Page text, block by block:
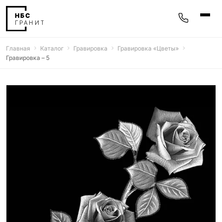
Памятники
Мемориальные комплексы
Благоустройство
42 модели
Главная Каталог Гравировка
Гравировка «‎Цветы»‎
Гравировка – 5